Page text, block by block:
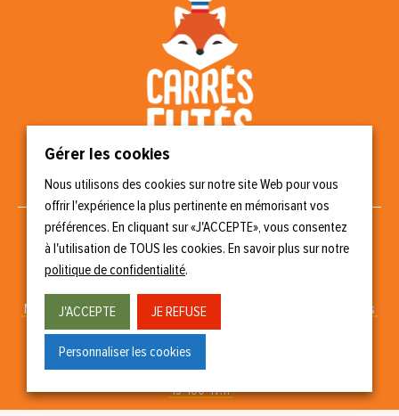
Nous suivre
Mentions légales – Politique de confidentialité Gérer les cookies
Conception & réalisation
15-100-17.fr
Gérer les cookies
Nous utilisons des cookies sur notre site Web pour vous
offrir l'expérience la plus pertinente en mémorisant vos
préférences. En cliquant sur «J'ACCEPTE», vous consentez
à l'utilisation de TOUS les cookies. En savoir plus sur notre
politique de confidentialité.
J'ACCEPTE JE REFUSE
Personnaliser les cookies